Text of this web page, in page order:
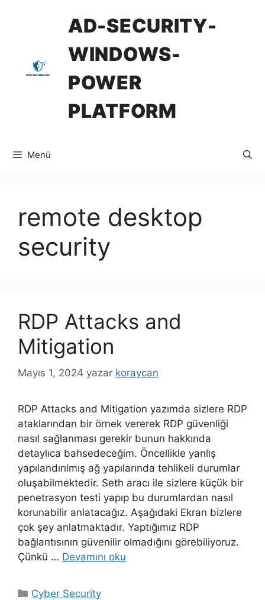
AD-SECURITY-
WINDOWS-
POWER
PLATFORM
Menü
remote desktop
security
RDP Attacks and
Mitigation
Mayıs 1, 2024 yazar koraycan
RDP Attacks and Mitigation yazımda sizlere RDP
ataklarından bir örnek vererek RDP güvenliği
nasıl sağlanması gerekir bunun hakkında
detaylıca bahsedeceğim. Öncellikle yanlış
yapılandırılmış ağ yapılarında tehlikeli durumlar
oluşabilmektedir. Seth aracı ile sizlere küçük bir
penetrasyon testi yapıp bu durumlardan nasıl
korunabilir anlatacağız. Aşağıdaki Ekran bizlere
çok şey anlatmaktadır. Yaptığımız RDP
bağlantısının güvenilir olmadığını görebiliyoruz.
Çünkü … Devamını oku
Kategoriler
Cyber Security